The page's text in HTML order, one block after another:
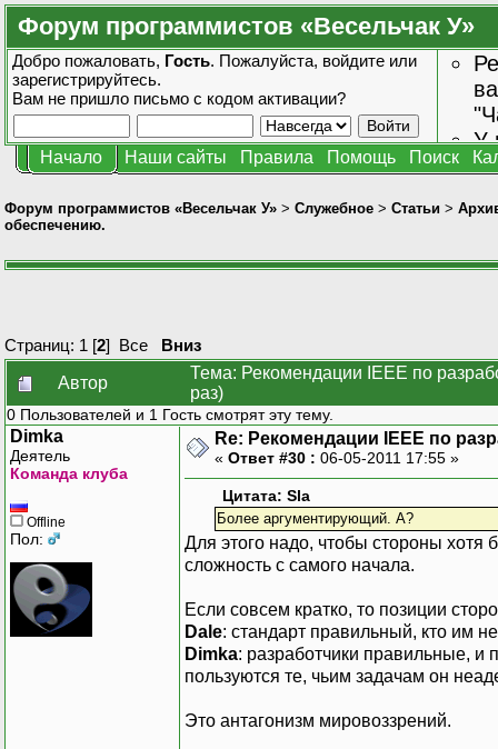
Форум программистов «Весельчак У»
Добро пожаловать, Гость. Пожалуйста, войдите или
зарегистрируйтесь.
Вам не пришло письмо с кодом активации?
У
Начало Наши сайты Правила Помощь Поиск
Форум программистов «Весельчак У» > Служебное > Статьи >
обеспечению.
Страниц: 1 [2] Все
Вниз
Автор
Тема: Рекомендации IEEE по
раз)
0 Пользователей и 1 Гость смотрят эту тему.
Dimka
Деятель
Команда клуба
Offline
Пол:
Re: Рекомендации IEEE по
« Ответ #30 : 06-05-2011 17:55 »
Цитата: Sla
Более аргументирующий. А?
Для этого надо, чтобы стороны хотя
сложность с самого начала.
Если совсем кратко, то позиции
Dale: стандарт правильный, кто им
Dimka: разработчики правильные, и
пользуются те, чьим задачам он
Это антагонизм мировоззрений.